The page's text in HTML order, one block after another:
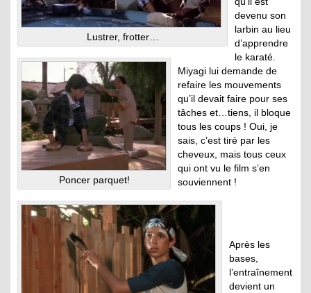
Lustrer, frotter…
Poncer parquet!
devenu son
larbin au lieu
d’apprendre
le karaté.
Miyagi lui demande de
refaire les mouvements
qu’il devait faire pour ses
tâches et…tiens, il bloque
tous les coups ! Oui, je
sais, c’est tiré par les
cheveux, mais tous ceux
qui ont vu le film s’en
souviennent !
Après les
bases,
l’entraînement
devient un